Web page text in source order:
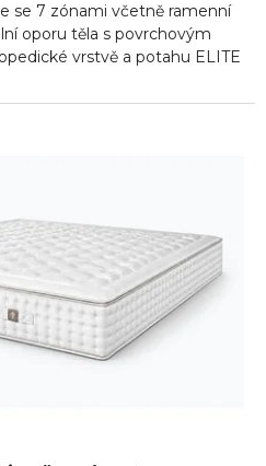
se 7 zónami včetně ramenní
oporu těla s povrchovým
vrstvě a potahu ELITE